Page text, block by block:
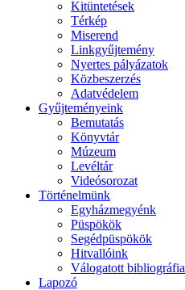
Kitüntetések
Térkép
Miserend
Linkgyűjtemény
Nyertes pályázatok
Közbeszerzés
Adatvédelem
Gyűjteményeink
Bemutatás
Könyvtár
Múzeum
Levéltár
Videósorozat
Történelmünk
Egyházmegyénk
Püspökök
Segédpüspökök
Hitvallóink
Válogatott bibliográfia
Lapozó